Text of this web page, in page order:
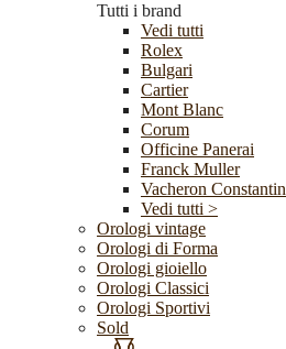
Tutti i brand
Vedi tutti
Rolex
Bulgari
Cartier
Mont Blanc
Corum
Officine Panerai
Franck Muller
Vacheron Constantin
Vedi tutti >
Orologi vintage
Orologi di Forma
Orologi gioiello
Orologi Classici
Orologi Sportivi
Sold